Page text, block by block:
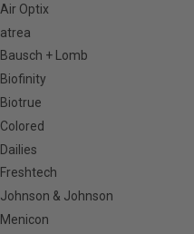
Air Optix
atrea
Bausch + Lomb
Biofinity
Biotrue
Colored
Dailies
Freshtech
Johnson & Johnson
Menicon